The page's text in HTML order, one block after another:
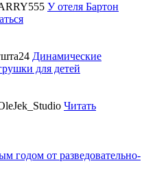
У отеля Бартон
Динамические
для детей
Читать
годом от разведовательно-